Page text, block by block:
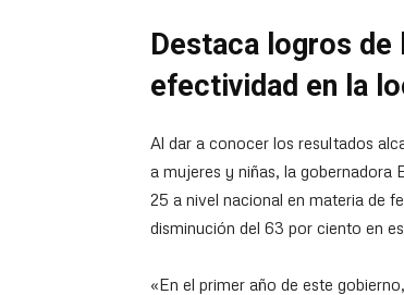
Destaca logros
efectividad en la
Al dar a conocer los resultados
a mujeres y niñas, la gobernadora
25 a nivel nacional en materia de
disminución del 63 por ciento en
«En el primer año de este